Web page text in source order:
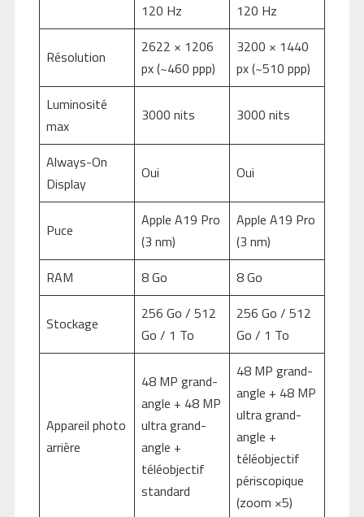
120 Hz
120 Hz
Résolution
2622 × 1206
px (~460 ppp)
3200 × 1440
px (~510 ppp)
Luminosité
max
3000 nits 3000 nits
Always-On
Display
Oui Oui
Puce
Apple A19 Pro
(3 nm)
Apple A19 Pro
(3 nm)
RAM
8 Go 8 Go
Stockage
256 Go / 512
Go / 1 To
256 Go / 512
Go / 1 To
Appareil photo
arrière
48 MP grand-
angle + 48 MP
ultra grand-
angle +
téléobjectif
standard
48 MP grand-
angle + 48 MP
ultra grand-
angle +
téléobjectif
périscopique
(zoom ×5)